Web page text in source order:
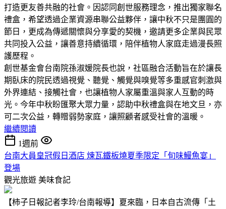
打造更友善共融的社會。因認同創世服務理念，推出獨家聯名
禮盒，希望透過企業資源串聯公益夥伴，讓中秋不只是團圓的
節日，更成為傳遞關懷與分享愛的契機，邀請更多企業與民眾
共同投入公益，讓善意持續循環，陪伴植物人家庭走過漫長照
護歷程。
創世基金會台南院孫淑媛院長也說，社區融合活動旨在於讓長
期臥床的院民透過視覺、聽覺、觸覺與嗅覺等多重感官刺激與
外界連結、接觸社會，也讓植物人家屬重溫與家人互動的時
光。今年中秋盼匯聚大眾力量，認助中秋禮盒與在地文旦，亦
可二次公益，轉贈弱勢家庭，讓照顧者感受社會的溫暖。
繼續閱讀
1週前
台南大員皇冠假日酒店 煉瓦鐵板燒夏季限定「旬味鰻魚宴」
登場
觀光旅遊 美味食記
【柿子日報記者李玲/台南報導】夏來臨，日本自古流傳「土